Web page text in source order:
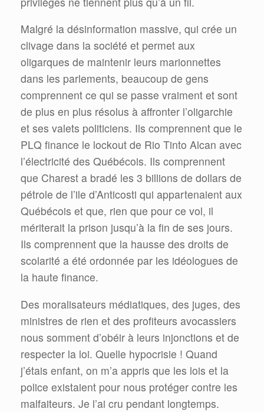
Malgré la désinformation massive, qui crée un
clivage dans la société et permet aux
oligarques de maintenir leurs marionnettes
dans les parlements, beaucoup de gens
comprennent ce qui se passe vraiment et sont
de plus en plus résolus à affronter l’oligarchie
et ses valets politiciens. Ils comprennent que le
PLQ finance le lockout de Rio Tinto Alcan avec
l’électricité des Québécois. Ils comprennent
que Charest a bradé les 3 billions de dollars de
pétrole de l’ile d’Anticosti qui appartenaient aux
Québécois et que, rien que pour ce vol, il
mériterait la prison jusqu’à la fin de ses jours.
Ils comprennent que la hausse des droits de
scolarité a été ordonnée par les idéologues de
la haute finance.
Des moralisateurs médiatiques, des juges, des
ministres de rien et des profiteurs avocassiers
nous somment d’obéir à leurs injonctions et de
respecter la loi. Quelle hypocrisie ! Quand
j’étais enfant, on m’a appris que les lois et la
police existaient pour nous protéger contre les
malfaiteurs. Je l’ai cru pendant longtemps.